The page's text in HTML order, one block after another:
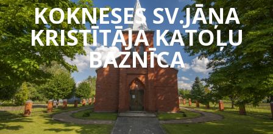
KOKNESES SV.JĀŅA
KRISTĪTĀJA KATOĻU
BAZNĪCA